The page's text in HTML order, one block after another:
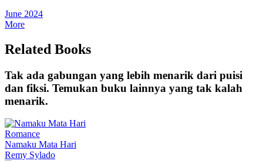
June 2024
More
Related Books
Tak ada gabungan yang lebih menarik dari puisi
dan fiksi. Temukan buku lainnya yang tak kalah
menarik.
Romance
Namaku Mata Hari
Remy Sylado